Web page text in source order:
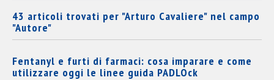
43 articoli trovati per "Arturo Cavaliere" nel campo
"Autore"
Fentanyl e furti di farmaci: cosa imparare e come
utilizzare oggi le linee guida PADLOck